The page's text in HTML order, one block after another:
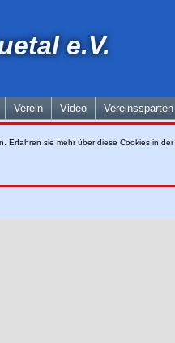
e.V.
Verein Video Vereinssparten
Erfahren sie mehr über diese Cookies in der